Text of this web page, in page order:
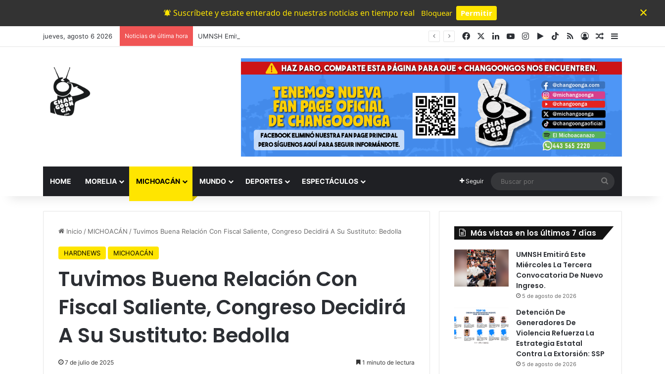
Suscríbete y estate enterado de nuestras noticias en tiempo real Bloquear Permitir
Powered by SendPulse
×
jueves, agosto 6 2026 Noticias de última hora FacebookLinkedInYouTubeInstagram
Google Play
TikTok
RSSAccesoPublicación al
Barra lateral
HOME MORELIA MICHOACÁN MUNDO DEPORTES ESPECTÁCULOS Seguir
por
Inicio / MICHOACÁN /Tuvimos Buena Relación Con Fiscal Saliente, Congreso Decidirá A Su Sustituto: Bedolla
HARDNEWS MICHOACÁN
Tuvimos Buena Relación Con
Fiscal Saliente, Congreso Decidirá
A Su Sustituto: Bedolla
7 de julio de 2025 1 minuto de lectura
Más vistas en los últimos 7 días
UMNSH Emitirá Este
Miércoles La Tercera
Convocatoria De Nuevo
Ingreso.
5 de agosto de 2026
Detención De
Generadores De
Violencia Refuerza La
Estrategia Estatal
Contra La Extorsión: SSP
5 de agosto de 2026